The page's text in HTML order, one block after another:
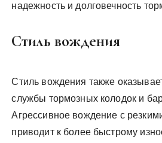
надежность и долговечность
Стиль вождения
Стиль вождения также
службы тормозных колодок и
Агрессивное вождение с
приводит к более быстрому